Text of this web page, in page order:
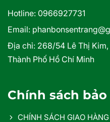
Hotline: 0966927731
Email:
Địa chỉ: 268/54 Lê Thị Kim,
Thành Phố Hồ Chí Minh
Chính sách
CHÍNH SÁCH GIAO HÀNG